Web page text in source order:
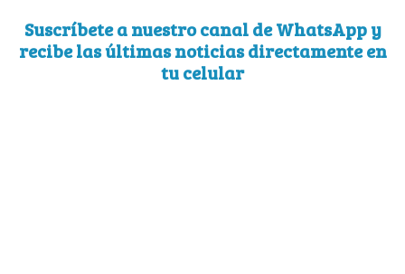
Suscríbete a nuestro canal de WhatsApp y
recibe las últimas noticias directamente en
tu celular